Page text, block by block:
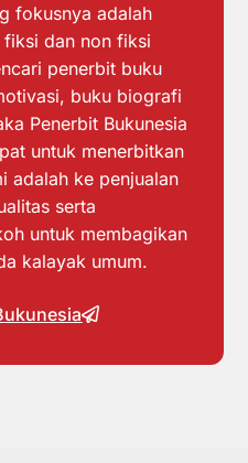
fokusnya adalah
dan non fiksi
penerbit buku
buku biografi
Penerbit Bukunesia
untuk menerbitkan
adalah ke penjualan
serta
untuk membagikan
kalayak umum.